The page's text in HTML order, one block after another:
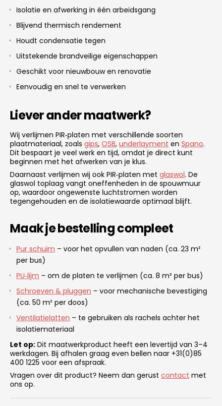
Isolatie en afwerking in één arbeidsgang
Blijvend thermisch rendement
Houdt condensatie tegen
Uitstekende brandveilige eigenschappen
Geschikt voor nieuwbouw en renovatie
Eenvoudig en snel te verwerken
Liever ander maatwerk?
Wij verlijmen PIR‑platen met verschillende soorten
plaatmateriaal, zoals gips, OSB, underlayment en Spano.
Dit bespaart je veel werk en tijd, omdat je direct kunt
beginnen met het afwerken van je klus.
Daarnaast verlijmen wij ook PIR‑platen met glaswol. De
glaswol toplaag vangt oneffenheden in de spouwmuur
op, waardoor ongewenste luchtstromen worden
tegengehouden en de isolatiewaarde optimaal blijft.
Maak je bestelling compleet
Pur schuim – voor het opvullen van naden (ca. 23 m²
per bus)
PU‑lijm – om de platen te verlijmen (ca. 8 m² per bus)
Schroeven & pluggen – voor mechanische bevestiging
(ca. 50 m² per doos)
Ventilatielatten – te gebruiken als rachels achter het
isolatiemateriaal
Let op: Dit maatwerkproduct heeft een levertijd van 3–4
werkdagen. Bij afhalen graag even bellen naar +31(0)85
400 1225 voor een afspraak.
Vragen over dit product? Neem dan gerust contact met
ons op.